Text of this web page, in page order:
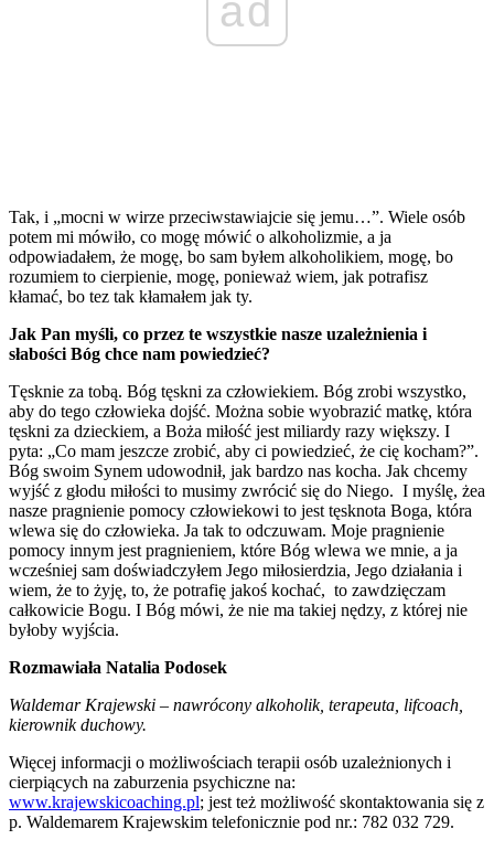
ad
Tak, i „mocni w wirze przeciwstawiajcie się jemu…”. Wiele osób
potem mi mówiło, co mogę mówić o alkoholizmie, a ja
odpowiadałem, że mogę, bo sam byłem alkoholikiem, mogę, bo
rozumiem to cierpienie, mogę, ponieważ wiem, jak potrafisz
kłamać, bo tez tak kłamałem jak ty.
Jak Pan myśli, co przez te wszystkie nasze uzależnienia i
słabości Bóg chce nam powiedzieć?
Tęsknie za tobą. Bóg tęskni za człowiekiem. Bóg zrobi wszystko,
aby do tego człowieka dojść. Można sobie wyobrazić matkę, która
tęskni za dzieckiem, a Boża miłość jest miliardy razy większy. I
pyta: „Co mam jeszcze zrobić, aby ci powiedzieć, że cię kocham?”.
Bóg swoim Synem udowodnił, jak bardzo nas kocha. Jak chcemy
wyjść z głodu miłości to musimy zwrócić się do Niego. I myślę, żea
nasze pragnienie pomocy człowiekowi to jest tęsknota Boga, która
wlewa się do człowieka. Ja tak to odczuwam. Moje pragnienie
pomocy innym jest pragnieniem, które Bóg wlewa we mnie, a ja
wcześniej sam doświadczyłem Jego miłosierdzia, Jego działania i
wiem, że to żyję, to, że potrafię jakoś kochać, to zawdzięczam
całkowicie Bogu. I Bóg mówi, że nie ma takiej nędzy, z której nie
byłoby wyjścia.
Rozmawiała Natalia Podosek
Waldemar Krajewski – nawrócony alkoholik, terapeuta, lifcoach,
kierownik duchowy.
Więcej informacji o możliwościach terapii osób uzależnionych i
cierpiących na zaburzenia psychiczne na:
www.krajewskicoaching.pl; jest też możliwość skontaktowania się z
p. Waldemarem Krajewskim telefonicznie pod nr.: 782 032 729.